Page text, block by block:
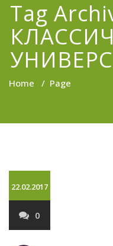
Tag
Home / Page
22.02.2017
0